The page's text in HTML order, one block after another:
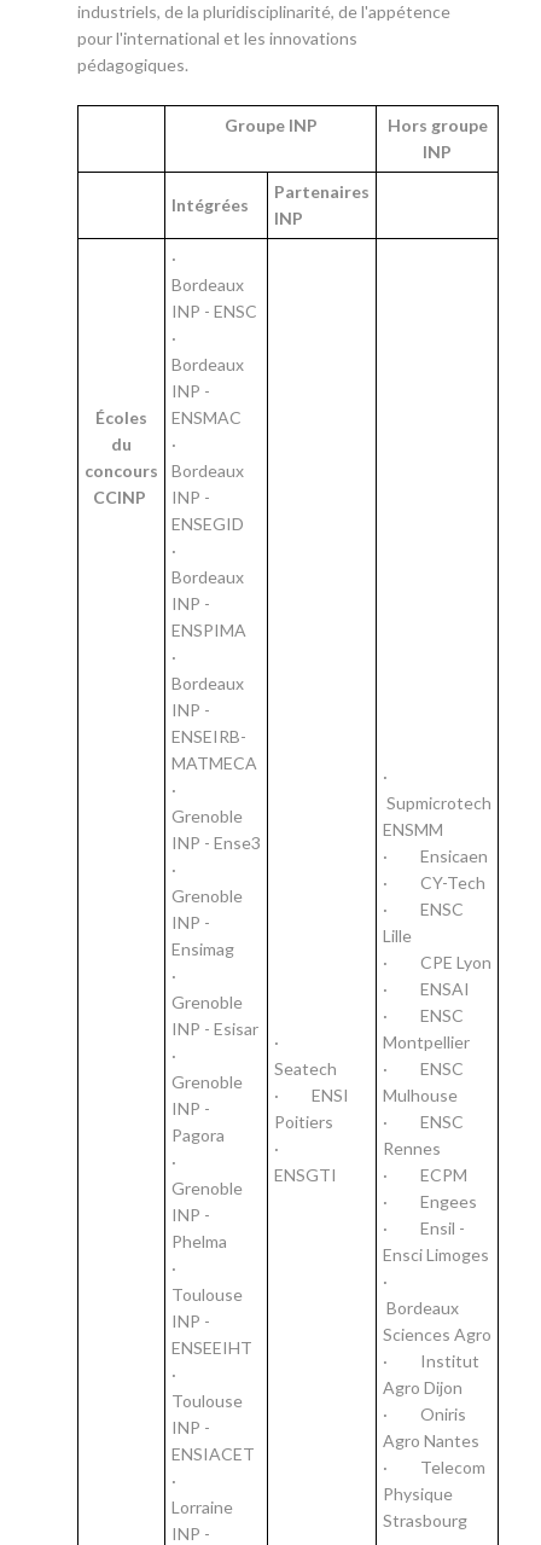
industriels, de la pluridisciplinarité, de l'appétence
pour l'international et les innovations
pédagogiques.
Groupe INP
Hors groupe
INP
Intégrées
Partenaires
INP
Écoles
du
concours
CCINP
·
Bordeaux
INP - ENSC
·
Bordeaux
INP -
ENSMAC
·
Bordeaux
INP -
ENSEGID
·
Bordeaux
INP -
ENSPIMA
·
Bordeaux
INP -
ENSEIRB-
MATMECA
·
Grenoble
INP - Ense3
·
Grenoble
INP -
Ensimag
·
Grenoble
INP - Esisar
·
Grenoble
INP -
Pagora
·
Grenoble
INP -
Phelma
·
Toulouse
INP -
ENSEEIHT
·
Toulouse
INP -
ENSIACET
·
Lorraine
INP -
·
Seatech
· ENSI
Poitiers
·
ENSGTI
·
Supmicrotech
ENSMM
· Ensicaen
· CY-Tech
· ENSC
Lille
· CPE Lyon
· ENSAI
· ENSC
Montpellier
· ENSC
Mulhouse
· ENSC
Rennes
· ECPM
· Engees
· Ensil -
Ensci Limoges
·
Bordeaux
Sciences Agro
· Institut
Agro Dijon
· Oniris
Agro Nantes
· Telecom
Physique
Strasbourg